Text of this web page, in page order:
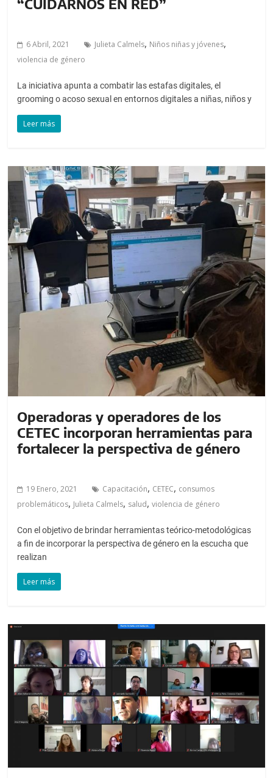
“CUIDARNOS EN RED”
6 Abril, 2021 Julieta Calmels, Niños niñas y jóvenes,
violencia de género
La iniciativa apunta a combatir las estafas digitales, el
grooming o acoso sexual en entornos digitales a niñas, niños y
Leer más
Operadoras y operadores de los
CETEC incorporan herramientas para
fortalecer la perspectiva de género
19 Enero, 2021 Capacitación, CETEC, consumos
problemáticos, Julieta Calmels, salud,violencia de género
Con el objetivo de brindar herramientas teórico-metodológicas
a fin de incorporar la perspectiva de género en la escucha que
realizan
Leer más